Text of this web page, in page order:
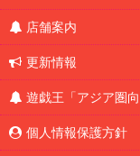
店舗案内
更新情報
遊戯王「アジア圏
個人情報保護方針